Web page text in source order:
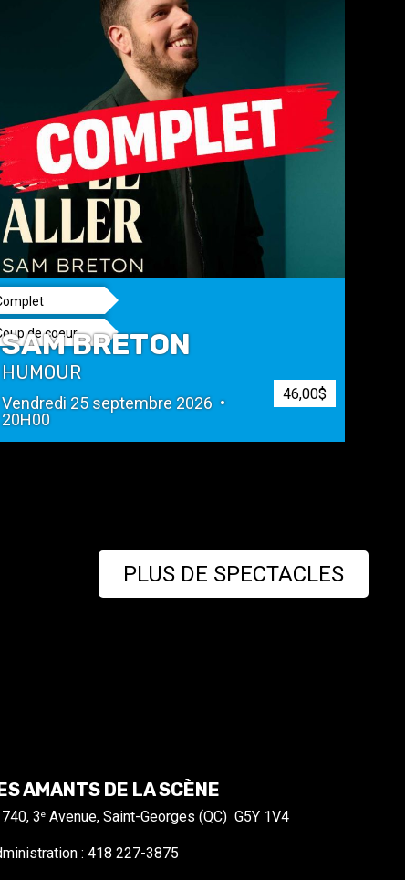
46,00$
de coeur
SAM BRETON
HUMOUR
Vendredi 25 septembre 2026 •
20H00
PLUS DE SPECTACLES
AMANTS DE LA SCÈNE
3eAvenue, Saint-Georges (QC) G5Y 1V4
: 418 227-3875